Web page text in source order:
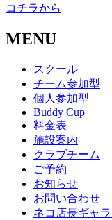
コチラから
MENU
スクール
チーム参加型
個人参加型
Buddy Cup
料金表
施設案内
クラブチーム
ご予約
お知らせ
お問い合わせ
ネコ店長ギャ